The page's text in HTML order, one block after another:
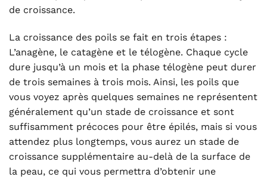
de croissance.
La croissance des poils se fait en trois étapes :
L’anagène, le catagène et le télogène. Chaque cycle
dure jusqu’à un mois et la phase télogène peut durer
de trois semaines à trois mois. Ainsi, les poils que
vous voyez après quelques semaines ne représentent
généralement qu’un stade de croissance et sont
suffisamment précoces pour être épilés, mais si vous
attendez plus longtemps, vous aurez un stade de
croissance supplémentaire au-delà de la surface de
la peau, ce qui vous permettra d’obtenir une